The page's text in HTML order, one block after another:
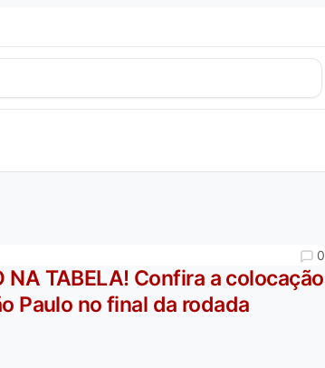
0
NA TABELA! Confira a colocação
Paulo no final da rodada